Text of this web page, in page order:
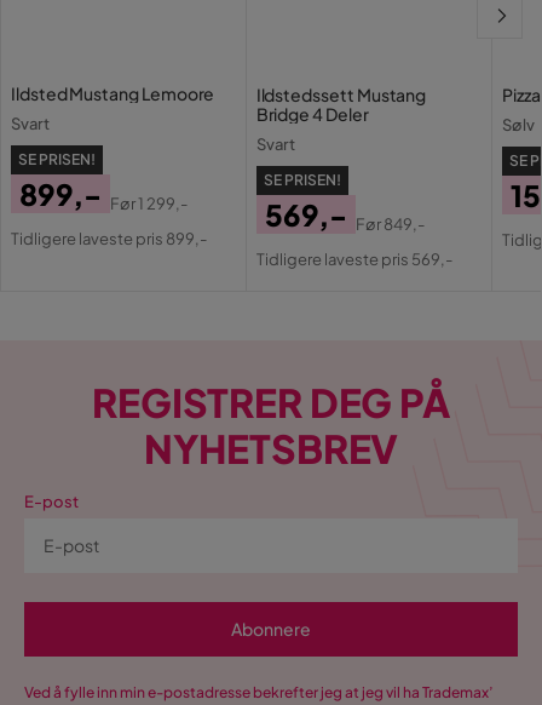
Ildsted Mustang Lemoore
Svart
SE PRISEN!
Pris
899,-
Original
Før1 299,-
Tidligere laveste pris 899,-
Ildstedssett Mustang
Bridge 4 Deler
Svart
SE PRISEN!
Pris
569,-
Original
Før849,-
Tidligere laveste pris 569,-
Sølv
SE
REGISTRER DEG PÅ
NYHETSBREV
E-post
Abonnere
Ved å fylle inn min e-postadresse bekrefter jeg at jeg vil ha Trademax’